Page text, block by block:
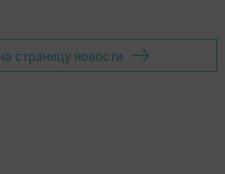
страницу новости